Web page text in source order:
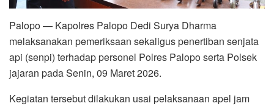
Palopo — Kapolres Palopo Dedi Surya Dharma
melaksanakan pemeriksaan sekaligus penertiban senjata
api (senpi) terhadap personel Polres Palopo serta Polsek
jajaran pada Senin, 09 Maret 2026.
Kegiatan tersebut dilakukan usai pelaksanaan apel jam